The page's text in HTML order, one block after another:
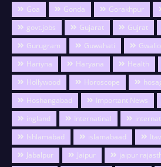
Goa
Gonda Gorakhpur
govt.jobs
Gujarat Gujrat
Gurugram
Guwahati
Hariyna
Haryana Health
Hollywood
Horoscope
Hoshangabad
Important News
ingland
Internatinal
Ishlamabad
islamabaad
Jabalpur
Jaipur jaipur